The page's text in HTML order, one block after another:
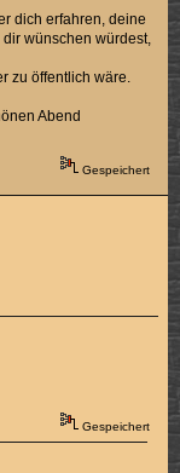
dich erfahren, deine
wünschen würdest,
zu öffentlich wäre.
Abend
Gespeichert
Gespeichert